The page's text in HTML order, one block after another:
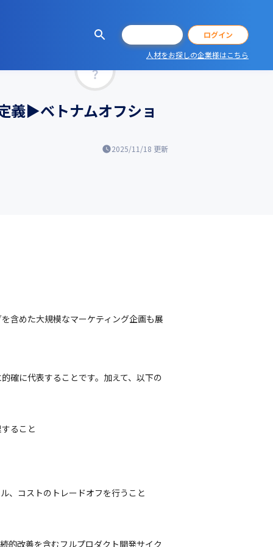
ログイン
人材をお探しの企業様はこちら
義▶ベトナムオフショ
2025/11/18 更新
含めた大規模なマーケティング企画も展
確に代表することです。加えて、以下の
ること
、コストのトレードオフを行うこと
的改善を含むフルプロダクト開発サイク